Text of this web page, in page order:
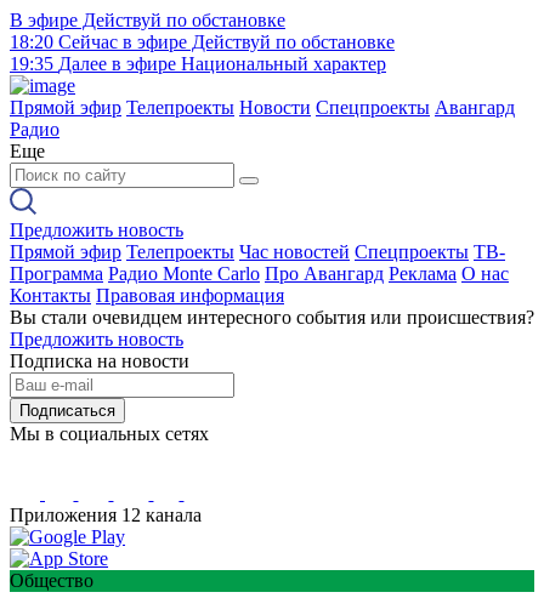
В эфире Действуй по обстановке
18:20 Сейчас в эфире Действуй по обстановке
19:35 Далее в эфире Национальный характер
Прямой эфир Телепроекты Новости Спецпроекты Авангард
Радио
Еще
Предложить новость
Прямой эфир Телепроекты Час новостей Спецпроекты ТВ-
Программа Радио Monte Carlo Про Авангард Реклама О нас
Контакты Правовая информация
Вы стали очевидцем интересного события или происшествия?
Предложить новость
Подписка на новости
Подписаться
Мы в социальных сетях
Приложения 12 канала
Общество